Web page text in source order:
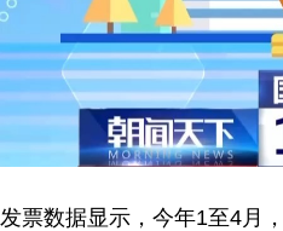
发票数据显示，今年1至4月